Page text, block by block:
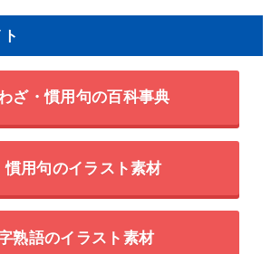
ざ・慣用句の百科事典
慣用句のイラスト素材
熟語のイラスト素材